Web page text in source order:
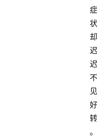
症
状
却
迟
迟
不
见
好
转
。